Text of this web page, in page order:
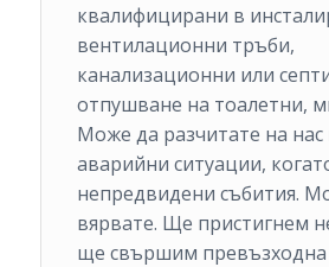
квалифицирани в
вентилационни тръби,
канализационни или
отпушване на тоалетни,
Може да разчитате на нас
аварийни ситуации,
непредвидени събития.
вярвате. Ще пристигнем
ще свършим превъзходна